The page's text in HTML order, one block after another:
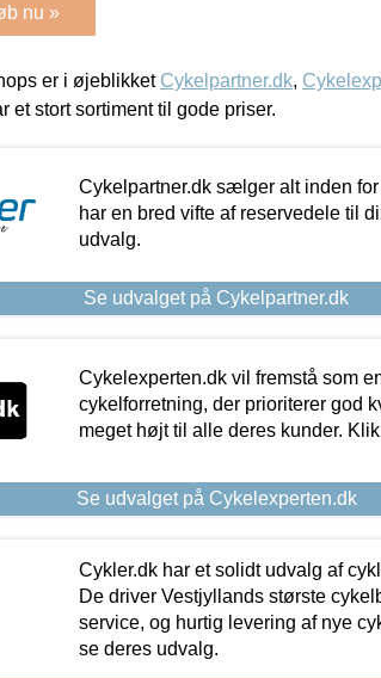
nu »
er i øjeblikket Cykelpartner.dk,
et stort sortiment til gode priser.
Cykelpartner.dk sælger alt inden
har en bred vifte af reservedele til
udvalg.
Se udvalget på Cykelpartner.dk
Cykelexperten.dk vil fremstå som
cykelforretning, der prioriterer god
meget højt til alle deres kunder.
Se udvalget på Cykelexperten.dk
Cykler.dk har et solidt udvalg af
De driver Vestjyllands største
service, og hurtig levering af nye
se deres udvalg.